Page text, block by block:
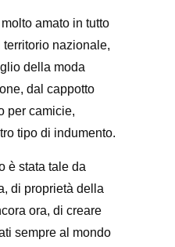
amato in tutto
nazionale,
della moda
dal cappotto
per camicie,
tipo di indumento.
è stata tale da
di proprietà della
ora, di creare
sempre al mondo